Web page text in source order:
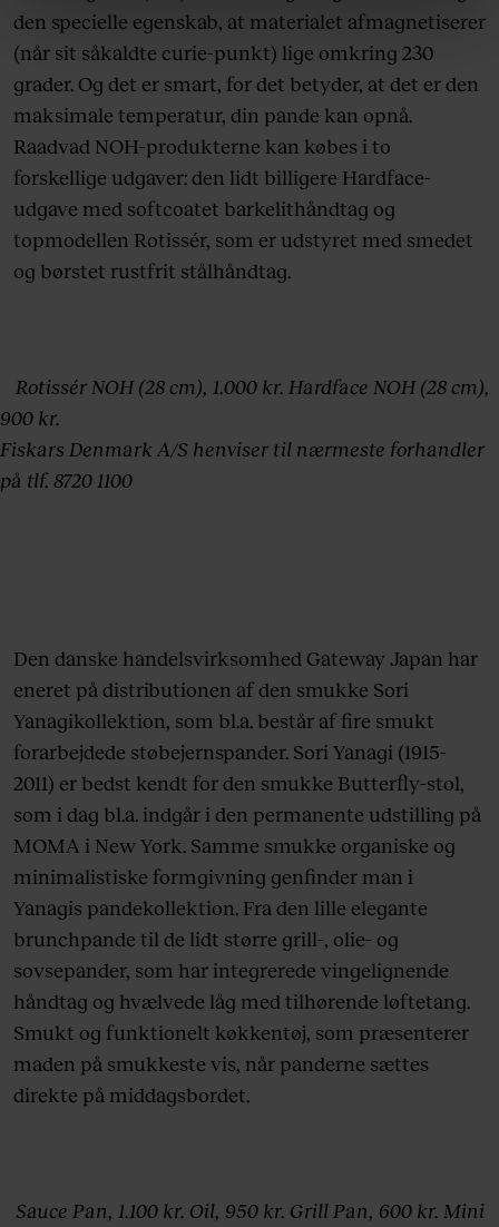
om vores brug af cookies, samarbejdspartnere og
behandling af dine personoplysninger i forbindelse
hermed i både voresprivatlivspolitikogcookiepolitik.
den specielle egenskab, at materialet afmagnetiserer
(når sit såkaldte curie-punkt) lige omkring 230
grader. Og det er smart, for det betyder, at det er den
maksimale temperatur, din pande kan opnå.
Raadvad NOH-produkterne kan købes i to
forskellige udgaver: den lidt billigere Hardface-
udgave med softcoatet barkelithåndtag og
topmodellen Rotissér, som er udstyret med smedet
og børstet rustfrit stålhåndtag.
Rotissér NOH (28 cm), 1.000 kr. Hardface NOH (28 cm),
900 kr.
Fiskars Denmark A/S henviser til nærmeste forhandler
på tlf. 8720 1100
Den danske handelsvirksomhed Gateway Japan har
eneret på distributionen af den smukke Sori
Yanagikollektion, som bl.a. består af fire smukt
forarbejdede støbejernspander. Sori Yanagi (1915-
2011) er bedst kendt for den smukke Butterfly-stol,
som i dag bl.a. indgår i den permanente udstilling på
MOMA i New York. Samme smukke organiske og
minimalistiske formgivning genfinder man i
Yanagis pandekollektion. Fra den lille elegante
brunchpande til de lidt større grill-, olie- og
sovsepander, som har integrerede vingelignende
håndtag og hvælvede låg med tilhørende løftetang.
Smukt og funktionelt køkkentøj, som præsenterer
maden på smukkeste vis, når panderne sættes
direkte på middagsbordet.
Sauce Pan, 1.100 kr. Oil, 950 kr. Grill Pan, 600 kr. Mini